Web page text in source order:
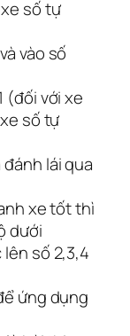
số tự
vào số
(đối với xe
số tự
lái qua
xe tốt thì
dưới
số 2,3,4
ứng dụng